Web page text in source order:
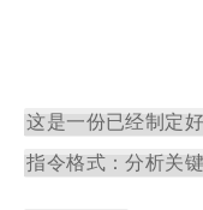
这是一份已经制定
指令格式：分析